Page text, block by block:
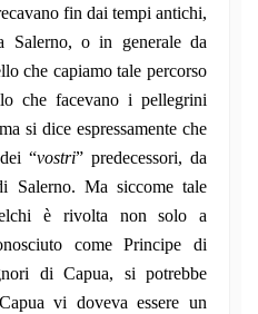
fin dai tempi antichi,
Salerno, o in generale da
che capiamo tale percorso
che facevano i pellegrini
si dice espressamente che
“vostri” predecessori, da
Salerno. Ma siccome tale
è rivolta non solo a
come Principe di
di Capua, si potrebbe
vi doveva essere un